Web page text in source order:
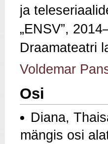
ja
„ENSV”, 2014
Draamateatri
Voldemar
Osi
Diana,
mängis osi